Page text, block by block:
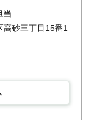
当
高砂三丁目15番1